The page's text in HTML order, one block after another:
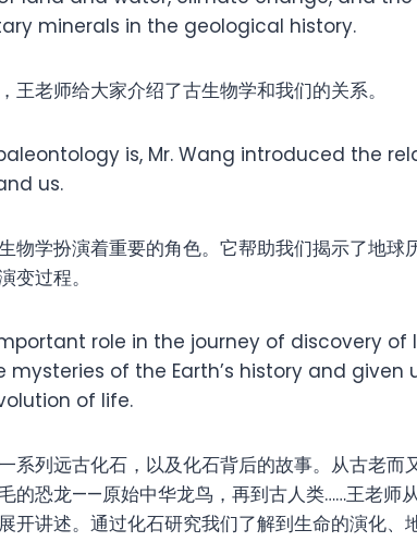
minerals in the geological history.
王老师给大家介绍了古生物学和我们的关系。
is, Mr. Wang introduced the
us.
物学扮演着重要的角色。它帮助我们揭示了地球
变过程。
role in the journey of discovery of
of the Earth’s history and given
of life.
系列远古化石，以及化石背后的故事。从古老而
的恐龙——原始中华龙鸟，再到古人类……王老师
开讲述。通过化石研究我们了解到生命的演化、